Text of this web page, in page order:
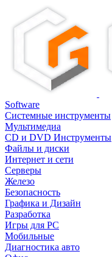
Software
Системные инструменты
Мультимедиа
CD и DVD Инструменты
Файлы и диски
Интернет и сети
Серверы
Железо
Безопасность
Графика и Дизайн
Разработка
Игры для PC
Мобильные
Диагностика авто